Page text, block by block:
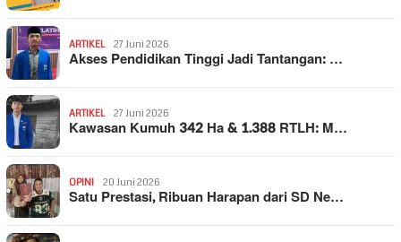
ARTIKEL 27 Juni 2026
Akses Pendidikan Tinggi Jadi Tantangan: …
ARTIKEL 27 Juni 2026
Kawasan Kumuh 342 Ha & 1.388 RTLH: M…
OPINI 20 Juni 2026
Satu Prestasi, Ribuan Harapan dari SD Ne…